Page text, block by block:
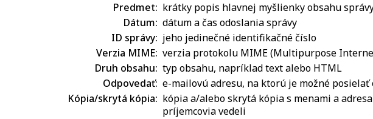
Predmet: krátky popis hlavnej myšlienky obsahu
Dátum: dátum a čas odoslania správy
ID správy: jeho jedinečné identifikačné číslo
Verzia MIME: verzia protokolu MIME (Multipurpose
Druh obsahu: typ obsahu, napríklad text alebo HTML
Odpovedať: e-mailovú adresu, na ktorú je možné posielať
Kópia/skrytá kópia: kópia a/alebo skrytá kópia s menami a
príjemcovia vedeli